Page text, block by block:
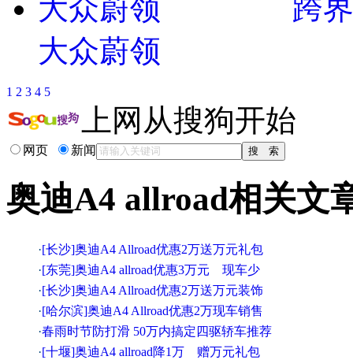
跨
大众蔚领
1 2 3 4 5
上网从搜狗开始
网页 新闻
奥迪A4 allroad相关文
·[长沙]奥迪A4 Allroad优惠2万送万元礼包
·[东莞]奥迪A4 allroad优惠3万元 现车少
·[长沙]奥迪A4 Allroad优惠2万送万元装饰
·[哈尔滨]奥迪A4 Allroad优惠2万现车销售
·春雨时节防打滑 50万内搞定四驱轿车推荐
·[十堰]奥迪A4 allroad降1万 赠万元礼包